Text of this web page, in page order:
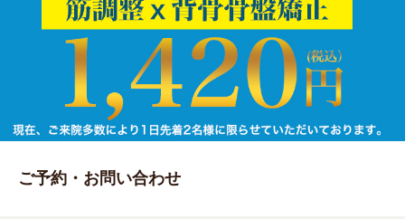
ご予約・お問い合わせ